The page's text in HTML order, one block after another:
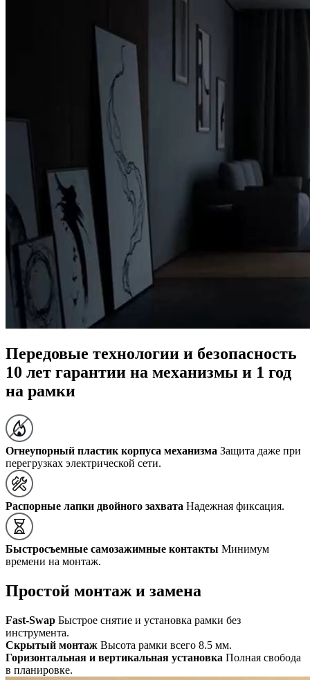
Передовые технологии и безопасность
10 лет гарантии на механизмы и 1 год
на рамки
Огнеупорный пластик корпуса механизма Защита даже при
перегрузках электрической сети.
Распорные лапки двойного захвата Надежная фиксация.
Быстросъемные самозажимные контакты Минимум
времени на монтаж.
Простой монтаж и замена
Fast-Swap Быстрое снятие и установка рамки без
инструмента.
Скрытый монтаж Высота рамки всего 8.5 мм.
Горизонтальная и вертикальная установка Полная свобода
в планировке.